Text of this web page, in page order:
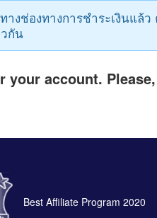
งช่องทางการชำระเงินแล้
กัน
account.
Best Affiliate Program 2020